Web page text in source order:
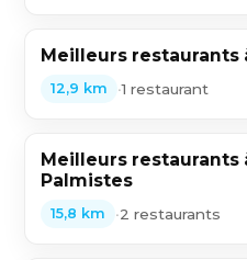
Meilleurs restaurants
12,9 km •1 restaurant
Meilleurs restaurants
Palmistes
15,8 km •2 restaurants